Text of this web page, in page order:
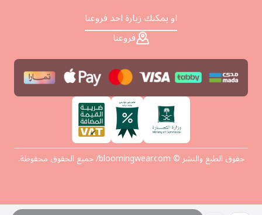
او يمكنك زيارة احد فروعنا
فروعنا
حقوق الطبع والنشر © bloomingwear.com/ جميع الحقوق محفوظة.